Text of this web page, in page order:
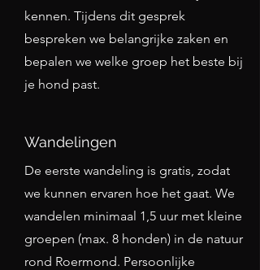
kennen. Tijdens dit gesprek
bespreken we belangrijke zaken en
bepalen we welke groep het beste bij
je hond past.
Wandelingen
De eerste wandeling is gratis, zodat
we kunnen ervaren hoe het gaat. We
wandelen minimaal 1,5 uur met kleine
groepen (max. 8 honden) in de natuur
rond Roermond. Persoonlijke